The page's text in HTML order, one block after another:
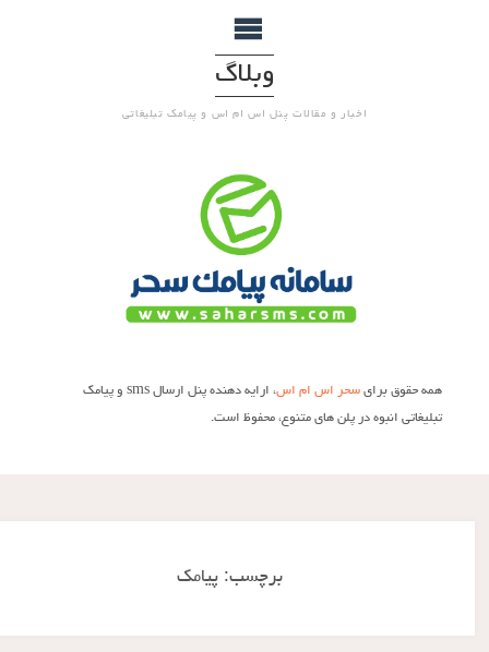
وبلاگ
اخبار و مقالات پنل اس ام اس و پیامک تبلیغاتی
همه حقوق برایسحر اس ام اس
، ارایه دهنده پنل ارسال sms و پیامک
تبلیغاتی انبوه در پلن های متنوع، محفوظ است.
برچسب:پیامک